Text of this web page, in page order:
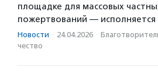
площадке для массовых
пожертвований — исполняется
Новости · 24.04.2026 ·
чест­во